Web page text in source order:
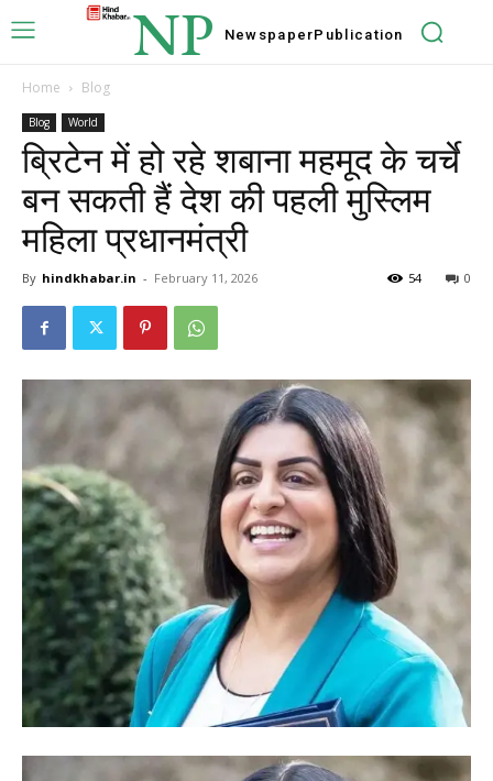
NP NewspaperPublication
Home Blog
Blog World
ब्रिटेन में हो रहे शबाना महमूद के चर्चे
बन सकती हैं देश की पहली मुस्लिम
महिला प्रधानमंत्री
By hindkhabar.in - February 11, 2026 0
54